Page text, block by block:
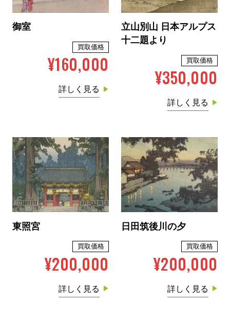
御室
買取価格
¥160,000
詳しく見る
立山別山 日本アルプス
十二題より
買取価格
¥350,000
詳しく見る
東照宮
買取価格
¥200,000
詳しく見る
日田筑後川の夕
買取価格
¥200,000
詳しく見る